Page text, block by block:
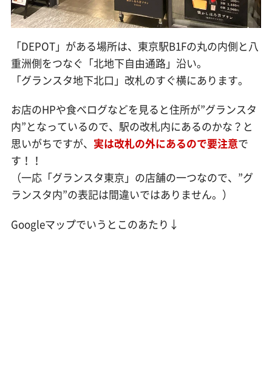
「DEPOT」がある場所は、東京駅B1Fの丸の内側と八
重洲側をつなぐ「北地下自由通路」沿い。
「グランスタ地下北口」改札のすぐ横にあります。
お店のHPや食べログなどを見ると住所が”グランスタ
内”となっているので、駅の改札内にあるのかな？と
思いがちですが、 実は改札の外にあるので要注意で
す！！
（一応「グランスタ東京」の店舗の一つなので、”グ
ランスタ内”の表記は間違いではありません。）
Googleマップでいうとこのあたり↓